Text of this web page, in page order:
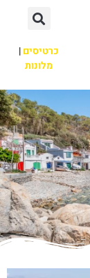
כרטיסים|
מלונות